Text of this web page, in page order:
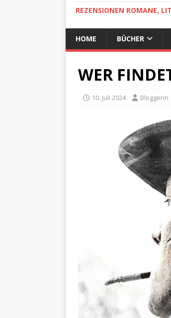
REZENSIONEN ROMANE,
HOME BÜCHER
WER
10. Juli 2024 Bloggerin